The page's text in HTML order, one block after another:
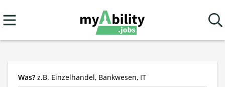
Was? z.B. Einzelhandel, Bankwesen, IT